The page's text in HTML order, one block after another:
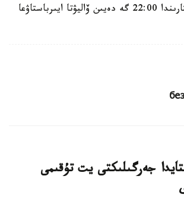
ءىرى ساۋدا ورتالىقتارىندا 22:00 گە دەيىن ۆاليۋتا ايىرباستاۋعا
جەرگىلىكتى يت تۇقىمى